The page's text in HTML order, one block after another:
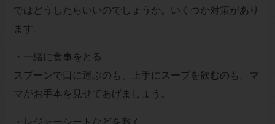
ではどうしたらいいのでしょうか。いくつか対策があり
ます。
・一緒に食事をとる
スプーンで口に運ぶのも、上手にスープを飲むのも、マ
マがお手本を見せてあげましょう。